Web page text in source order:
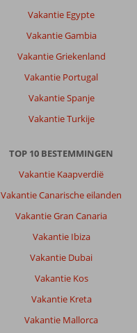
Vakantie Egypte
Vakantie Gambia
Vakantie Griekenland
Vakantie Portugal
Vakantie Spanje
Vakantie Turkije
TOP 10 BESTEMMINGEN
Vakantie Kaapverdië
Vakantie Canarische eilanden
Vakantie Gran Canaria
Vakantie Ibiza
Vakantie Dubai
Vakantie Kos
Vakantie Kreta
Vakantie Mallorca